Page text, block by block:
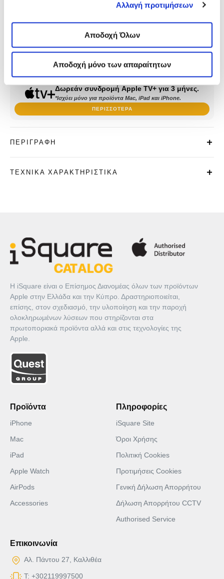
site cookies. Ενημερώσου για την για τηνΠολιτική
Cookiesεδώκαι τους διαφορετικούς τύπους Cookies
επιλέγοντας «Προτιμήσεις Cookies», και τροποποίησε
ανά πάσα στιγμή τις προτιμήσεις σου.
Αλλαγή προτιμήσεων
Αποδοχή Όλων
Αποδοχή μόνο των απαραίτητων
Η διετής εγγύηση ισχύει μόνο για πωλήσεις προς καταναλωτές/φυσικά
πρόσωπα που λαμβάνουν απόδειξη λιανικών συναλλαγών.
ΔΕΣ ΕΔΏ ΠΟΥ ΜΠΟΡΕΊΣ ΝΑ ΤΟ ΑΓΟΡΆΣΕΙΣ
Δωρεάν συνδρομή Apple TV+ για 3 μήνες.
*Ισχύει μόνο για προϊόντα Mac, iPad και iPhone.
ΠΕΡΙΣΣΌΤΕΡΑ
ΠΕΡΙΓΡΑΦΉ
ΤΕΧΝΙΚΆ ΧΑΡΑΚΤΗΡΙΣΤΙΚΆ
Η iSquare είναι ο Επίσημος Διανομέας όλων των προϊόντων
Apple στην Ελλάδα και την Κύπρο. Δραστηριοποιείται,
επίσης, στον σχεδιασμό, την υλοποίηση και την παροχή
ολοκληρωμένων λύσεων που στηρίζονται στα
πρωτοποριακά προϊόντα αλλά και στις τεχνολογίες της
Apple.
Προϊόντα
iPhone
Mac
iPad
Apple Watch
AirPods
Accessories
Πληροφορίες
iSquare Site
Όροι Χρήσης
Πολιτική Cookies
Προτιμήσεις Cookies
Γενική Δήλωση Απορρήτου
Δήλωση Απορρήτου CCTV
Authorised Service
Επικοινωνία
Αλ. Πάντου 27, Καλλιθέα
T: +302119997500